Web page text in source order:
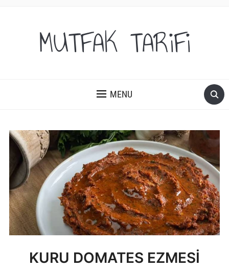
MUTFAK TARiFi
MENU
KURU DOMATES EZMESİ